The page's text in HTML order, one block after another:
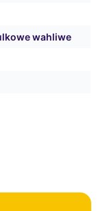
wahliwe